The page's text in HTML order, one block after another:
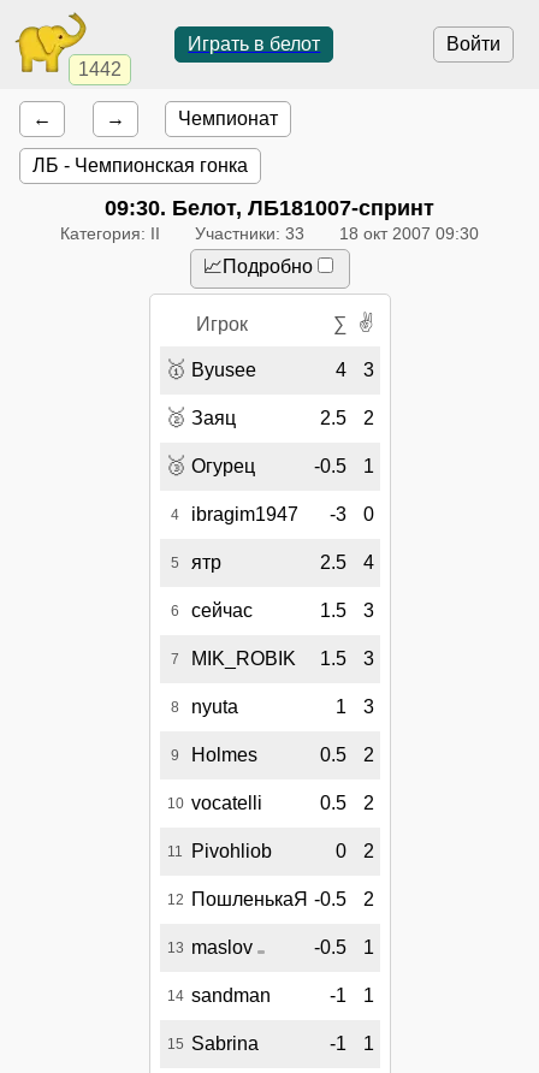
1442
Войти
Играть в белот
← → Чемпионат
ЛБ - Чемпионская гонка
09:30. Белот, ЛБ181007-спринт
Категория: II Участники: 33 18 окт 2007 09:30
📈Подробно
Игрок ∑ ✌
🥇 Byusee 4 3
🥈 Заяц 2.5 2
🥉 Огурец -0.5 1
4 ibragim1947 -3 0
5 ятр 2.5 4
6 сейчас 1.5 3
7 MIK_ROBIK 1.5 3
8 nyuta 1 3
9 Holmes 0.5 2
10 vocatelli 0.5 2
11 Pivohliob 0 2
12 ПошленькаЯ -0.5 2
13 maslov -0.5 1
14 sandman -1 1
15 Sabrina -1 1